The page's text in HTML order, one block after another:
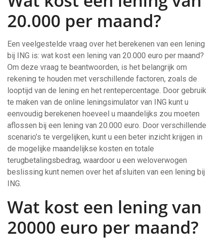
20.000 per maand?
Een veelgestelde vraag over het berekenen van een lening
bij ING is: wat kost een lening van 20.000 euro per maand?
Om deze vraag te beantwoorden, is het belangrijk om
rekening te houden met verschillende factoren, zoals de
looptijd van de lening en het rentepercentage. Door gebruik
te maken van de online leningsimulator van ING kunt u
eenvoudig berekenen hoeveel u maandelijks zou moeten
aflossen bij een lening van 20.000 euro. Door verschillende
scenario’s te vergelijken, kunt u een beter inzicht krijgen in
de mogelijke maandelijkse kosten en totale
terugbetalingsbedrag, waardoor u een weloverwogen
beslissing kunt nemen over het afsluiten van een lening bij
ING.
Wat kost een lening van
20000 euro per maand?